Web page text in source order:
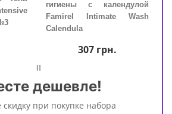
гигиены с календулой
Famirel Intimate Wash
Calendula
307грн.
=
дешевле!
скидку при покупке набора